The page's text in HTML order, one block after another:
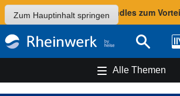
Zum Hauptinhalt springen
Sommer-Aktion: Bundles zum
Suche
Alle Themen